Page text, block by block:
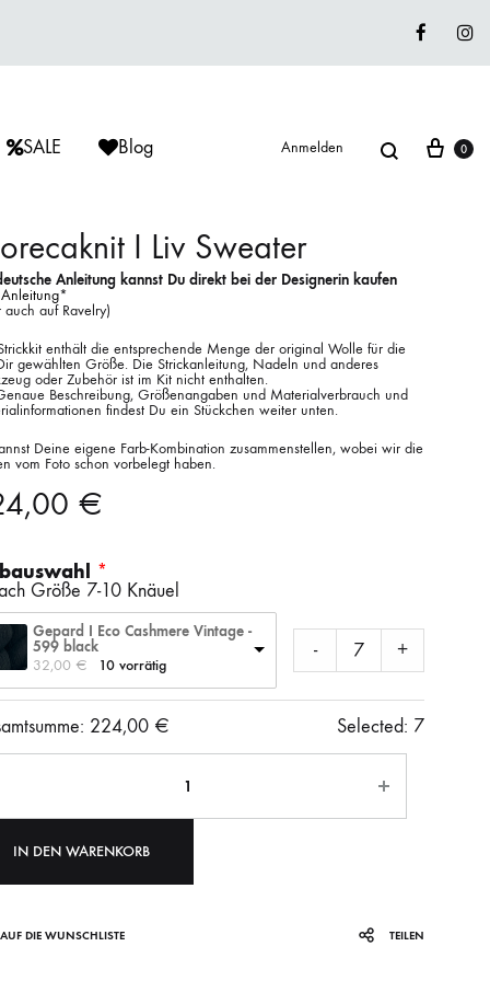
ÈRIU
ISAGER
LAINES DU NORD
SOCKENWOLLE
ISAGER
MUUD LIVING
WOLLE + STAUNE
ISAGER
LANA GROSSA
ROWAN
SALE Blog Anmelden Suche
Strickkits
0
I Liv Sweater
Anleitung kannst Du direkt bei der Designerin kaufen
*
auch auf Ravelry)
enthält die entsprechende Menge der original Wolle für die
gewählten Größe. Die Strickanleitung, Nadeln und anderes
oder Zubehör ist im Kit nicht enthalten.
Beschreibung, Größenangaben und Materialverbrauch und
findest Du ein Stückchen weiter unten.
Deine eigene Farb-Kombination zusammenstellen, wobei wir die
vom Foto schon vorbelegt haben.
€
Größe 7-10 Knäuel
Gepard I Eco Cashmere Vintage -
599 black
32,00 € 10 vorrätig
- +
224,00 € Selected: 7
IN DEN WARENKORB
AUF DIE WUNSCHLISTE TEILEN